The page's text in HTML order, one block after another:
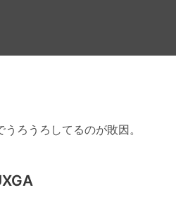
ろうろしてるのが敗因。